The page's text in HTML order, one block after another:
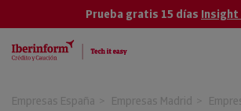
Prueba gratis 15 días Insight
Empresas España Empresas Madrid